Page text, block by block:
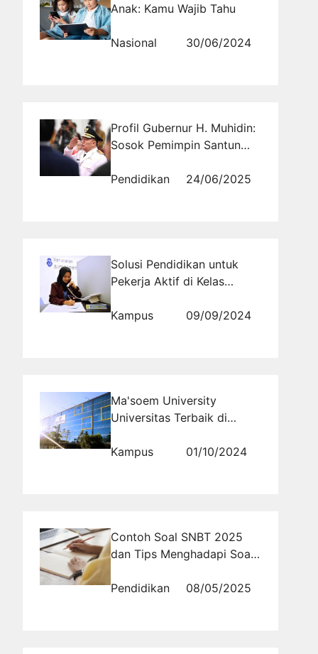
Anak: Kamu Wajib Tahu
Nasional 30/06/2024
Profil Gubernur H. Muhidin:
Sosok Pemimpin Santun
Kalimantan Selatan
Pendidikan 24/06/2025
Solusi Pendidikan untuk
Pekerja Aktif di Kelas
University Bandung
Kampus 09/09/2024
Ma'soem University
Universitas Terbaik di
Cerah
Kampus 01/10/2024
Contoh Soal SNBT 2025
dan Tips Menghadapi Soal
Pendidikan
08/05/2025